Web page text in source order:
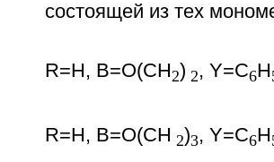
состоящей из тех
R=Н, В=O(СН2) 2, Y=С6Н
R=Н, В=O(СН 2)3, Y=С6Н